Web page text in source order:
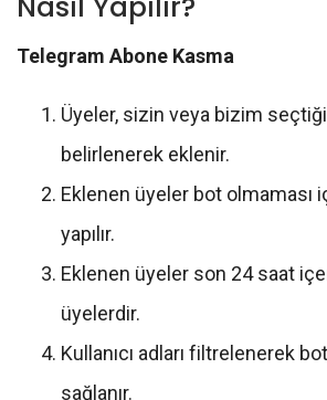
Telegram Abone Kasma
Üyeler, sizin veya bizim
belirlenerek eklenir.
Eklenen üyeler bot olmaması
yapılır.
Eklenen üyeler son 24 saat
üyelerdir.
Kullanıcı adları filtrelenerek
sağlanır.